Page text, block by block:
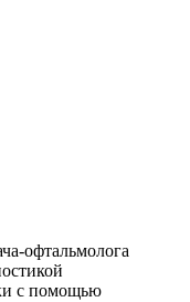
офтальмолога
с помощью